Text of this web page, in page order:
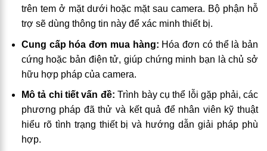
trên tem ở mặt dưới hoặc mặt sau camera. Bộ phận hỗ
trợ sẽ dùng thông tin này để xác minh thiết bị.
Cung cấp hóa đơn mua hàng: Hóa đơn có thể là bản
cứng hoặc bản điện tử, giúp chứng minh bạn là chủ sở
hữu hợp pháp của camera.
Mô tả chi tiết vấn đề: Trình bày cụ thể lỗi gặp phải, các
phương pháp đã thử và kết quả để nhân viên kỹ thuật
hiểu rõ tình trạng thiết bị và hướng dẫn giải pháp phù
hợp.